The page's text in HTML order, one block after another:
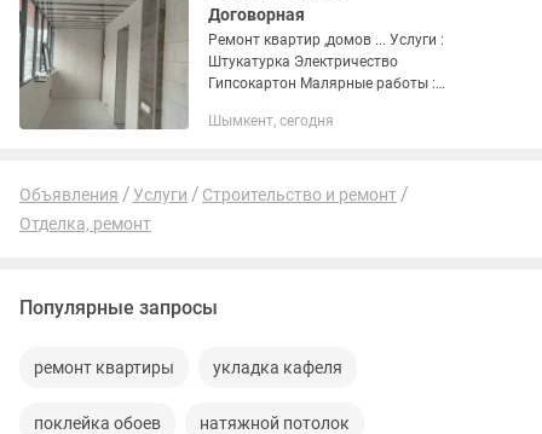
Договорная
Ремонт квартир ,домов ... Услуги :
Штукатурка Электричество
Гипсокартон Малярные работы :
Стяжка Водоснабжение Отопление
Шымкент, сегодня
Объявления Услуги
Строительство и ремонт
Отделка, ремонт
Популярные запросы
ремонт квартиры укладка кафеля
поклейка обоев натяжной потолок